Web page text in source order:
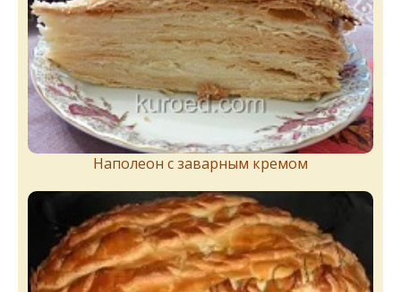
Наполеон с заварным кремом